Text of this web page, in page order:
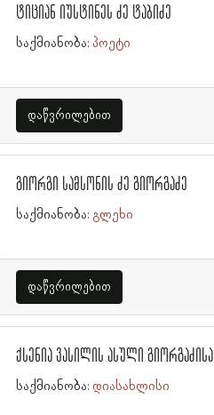
ტიციან იუსტინეს ძე ტაბიძე
საქმიანობა: პოეტი
დაწვრილებით
გიორგი სამსონის ძე გიორგაძე
საქმიანობა: გლეხი
დაწვრილებით
ქსენია ვასილის ასული გიორგაძისა
საქმიანობა: დიასახლისი